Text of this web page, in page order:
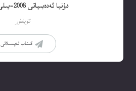
دۇنيا ئەدەبىياتى 2008-يىلى 3-سان
ئۇيغۇر
كىتاب تەپسىلاتى